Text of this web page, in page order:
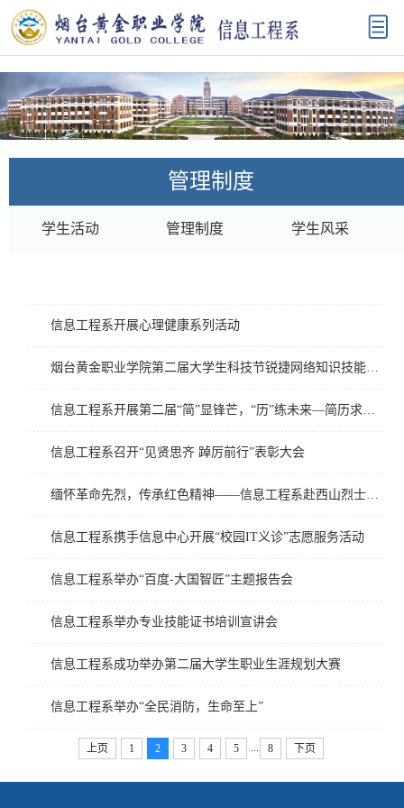
管理制度
学生活动 管理制度 学生风采
信息工程系开展心理健康系列活动
烟台黄金职业学院第二届大学生科技节锐捷网络知识技能圆满落幕
信息工程系开展第二届“简”显锋芒，​“历”练未来—简历求职大赛
信息工程系召开“见贤思齐 踔厉前行”表彰大会
缅怀革命先烈，传承红色精神——信息工程系赴西山烈士陵园开展清明祭扫活动
信息工程系携手信息中心开展“校园IT义诊”志愿服务活动
信息工程系举办“百度-大国智匠”主题报告会
信息工程系举办专业技能证书培训宣讲会
信息工程系成功举办第二届大学生职业生涯规划大赛
信息工程系举办“全民消防，生命至上”
上页 1 2 3 4 5 ... 8 下页